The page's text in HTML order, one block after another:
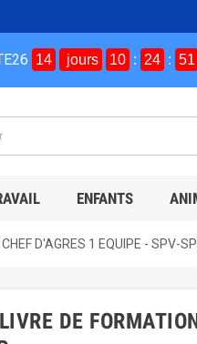
14 jours 10 : 24 : 51
ENFANTS
CHEF D'AGRES 1 EQUIPE - SPV-
DE